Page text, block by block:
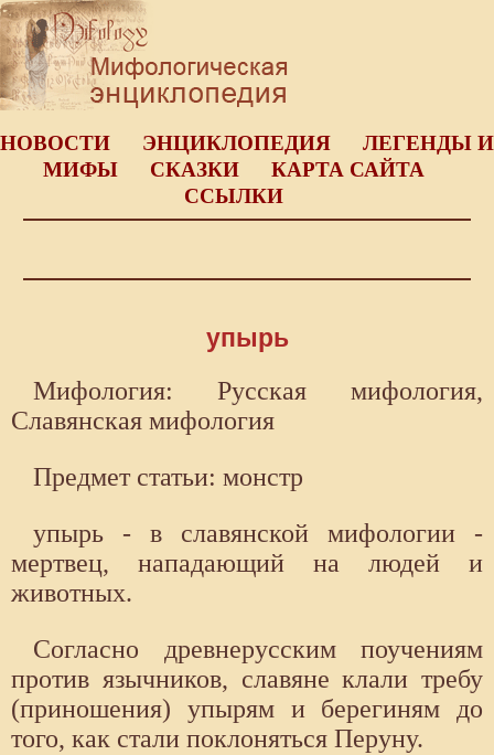
НОВОСТИ ЭНЦИКЛОПЕДИЯ
ЛЕГЕНДЫ И
МИФЫ
СКАЗКИ
КАРТА САЙТА
ССЫЛКИ
упырь
Мифология: Русская мифология,
Славянская мифология
Предмет статьи: монстр
упырь - в славянской мифологии -
мертвец, нападающий на людей и
животных.
Согласно древнерусским поучениям
против язычников, славяне клали требу
(приношения) упырям и берегиням до
того, как стали поклоняться Перуну.